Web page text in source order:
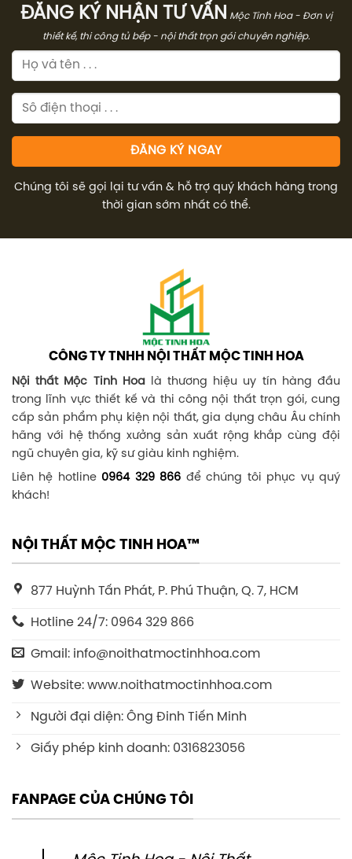
ĐĂNG KÝ NHẬN TƯ VẤN
Mộc Tinh Hoa - Đơn vị
thiết kế, thi công tủ bếp - nội thất trọn gói chuyên nghiệp.
Chúng tôi sẽ gọi lại tư vấn & hỗ trợ quý khách hàng trong
thời gian sớm nhất có thể.
CÔNG TY TNHH NỘI THẤT MỘC TINH HOA
Nội thất Mộc Tinh Hoalà thương hiệu uy tín hàng đầu
trong lĩnh vực thiết kế và thi công nội thất trọn gói, cung
cấp sản phẩm phụ kiện nội thất, gia dụng châu Âu chính
hãng với hệ thống xưởng sản xuất rộng khắp cùng đội
ngũ chuyên gia, kỹ sư giàu kinh nghiệm.
Liên hệ hotline 0964 329 866 để chúng tôi phục vụ quý
khách!
NỘI THẤT MỘC TINH HOA™
877 Huỳnh Tấn Phát, P. Phú Thuận, Q. 7, HCM
Hotline 24/7: 0964 329 866
Gmail: info@noithatmoctinhhoa.com
Website: www.noithatmoctinhhoa.com
Người đại diện: Ông Đinh Tiến Minh
Giấy phép kinh doanh: 0316823056
FANPAGE CỦA CHÚNG TÔI